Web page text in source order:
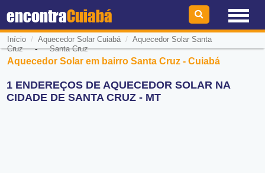
encontraCuiabá
Início / Aquecedor Solar Cuiabá/ Aquecedor Solar Santa
Cruz-Santa Cruz
Aquecedor Solar em bairro Santa Cruz - Cuiabá
1 ENDEREÇOS DE AQUECEDOR SOLAR NA
CIDADE DE SANTA CRUZ - MT